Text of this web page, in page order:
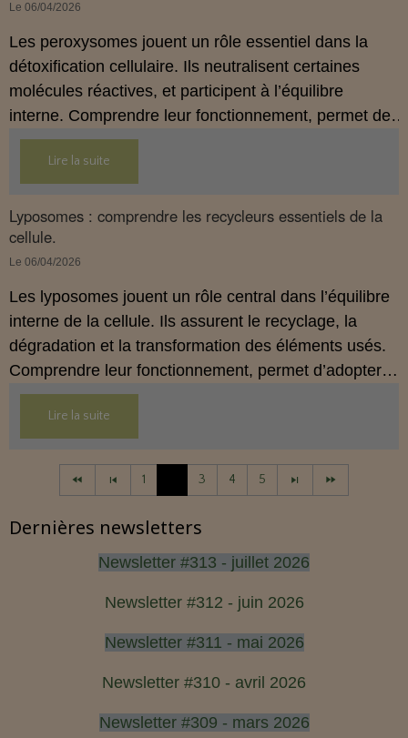
Le 06/04/2026
Les peroxysomes jouent un rôle essentiel dans la
détoxification cellulaire. Ils neutralisent certaines
molécules réactives, et participent à l’équilibre
interne. Comprendre leur fonctionnement, permet de
mieux soutenir le terrain biologique.
Lire la suite
Lyposomes : comprendre les recycleurs essentiels de la
cellule.
Le 06/04/2026
Les lyposomes jouent un rôle central dans l’équilibre
interne de la cellule. Ils assurent le recyclage, la
dégradation et la transformation des éléments usés.
Comprendre leur fonctionnement, permet d’adopter
une hygiène de vie plus cohérente et plus préventive.
Lire la suite
1 3 4 5
Dernières newsletters
Newsletter #313 - juillet 2026
Newsletter #312 - juin 2026
Newsletter #311 - mai 2026
Newsletter #310 - avril 2026
Newsletter #309 - mars 2026